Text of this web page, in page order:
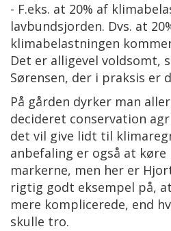
- F.eks. at 20% af
lavbundsjorden. Dvs. at
klimabelastningen
Det er alligevel voldsomt,
Sørensen, der i praksis er
På gården dyrker man
decideret conservation
det vil give lidt til
anbefaling er også at køre
markerne, men her er
rigtig godt eksempel på,
mere komplicerede, end
skulle tro.